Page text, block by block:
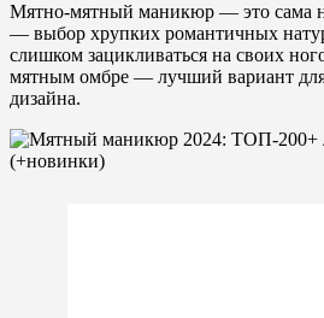
Мятно-мятный маникюр — это сама
— выбор хрупких романтичных
слишком зацикливаться на своих
мятным омбре — лучший вариант для
дизайна.